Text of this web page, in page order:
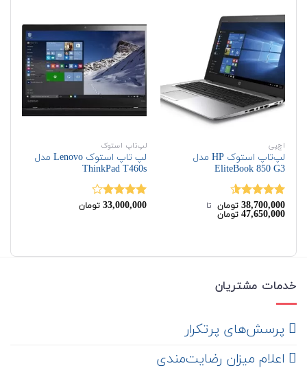
اچ‌پی
لپ‌تاپ استوک HP مدل
EliteBook 850 G3
نمره4.50
از 5
38,700,000 تومان‌ تا ‌
47,650,000 تومان
لپ‌تاپ استوک
لپ تاپ استوک Lenovo مدل
ThinkPad T460s
نمره
33,000,000 تومان
خدمات مشتریان
‌ پرسش‌های پرتکرار
اعلام میزان رضایت‌مندی